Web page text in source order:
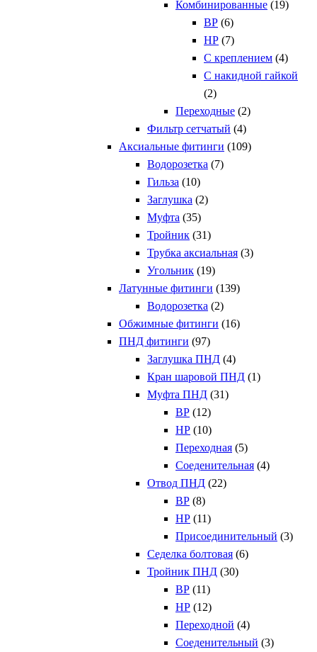
Комбинированные (19)
ВР (6)
НР (7)
С креплением (4)
С накидной гайкой
(2)
Переходные (2)
Фильтр сетчатый (4)
Аксиальные фитинги (109)
Водорозетка (7)
Гильза (10)
Заглушка (2)
Муфта (35)
Тройник (31)
Трубка аксиальная (3)
Угольник (19)
Латунные фитинги (139)
Водорозетка (2)
Обжимные фитинги (16)
ПНД фитинги (97)
Заглушка ПНД (4)
Кран шаровой ПНД (1)
Муфта ПНД (31)
ВР (12)
НР (10)
Переходная (5)
Соеденительная (4)
Отвод ПНД (22)
ВР (8)
НР (11)
Присоединительный (3)
Седелка болтовая (6)
Тройник ПНД (30)
ВР (11)
НР (12)
Переходной (4)
Соеденительный (3)